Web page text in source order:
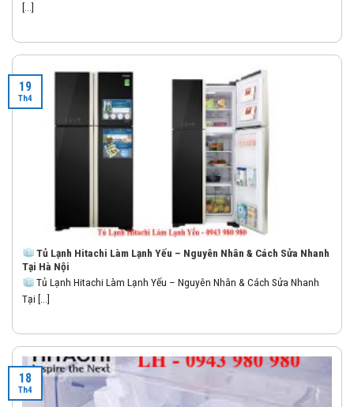
[...]
Tủ Lạnh Hitachi Làm Lạnh Yếu – Nguyên Nhân & Cách Sửa Nhanh
Tại Hà Nội
Tủ Lạnh Hitachi Làm Lạnh Yếu – Nguyên Nhân & Cách Sửa Nhanh
Tại [...]
19
Th4
18
Th4